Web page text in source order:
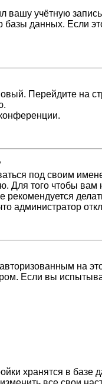
учётную
данных. Если
Перейдите на
под своим
Для того чтобы
что администратор
на
Если вы
хранятся в